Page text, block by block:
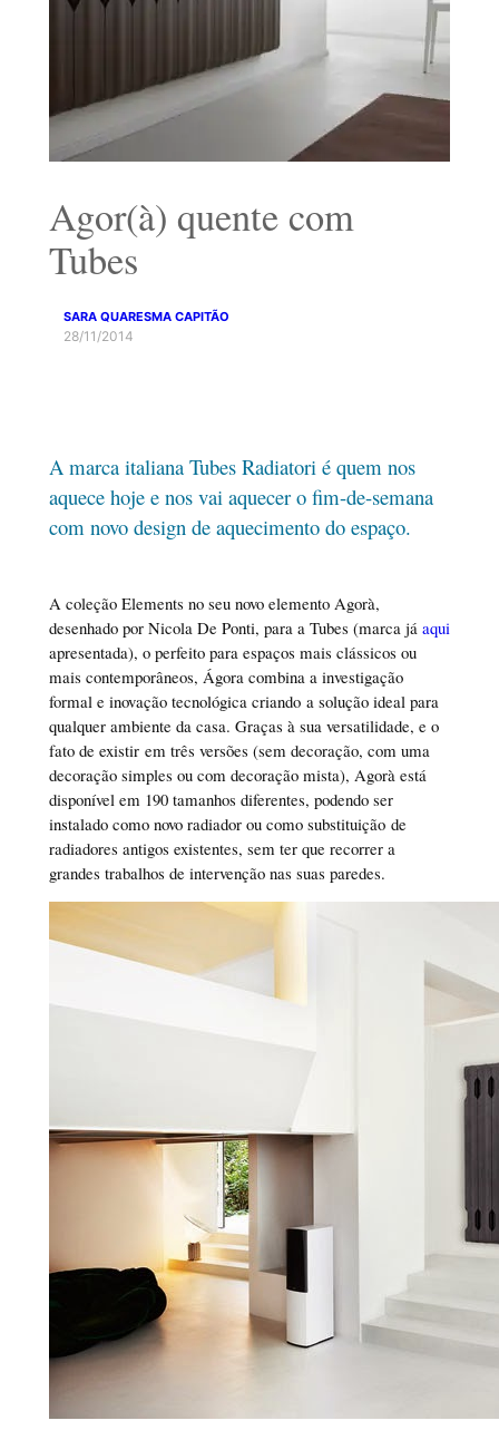
Agor(à) quente com
Tubes
SARA QUARESMA CAPITÃO
28/11/2014
A marca italiana Tubes Radiatori é quem nos
aquece hoje e nos vai aquecer o fim-de-semana
com novo design de aquecimento do espaço.
A coleção Elements no seu novo elemento Agorà,
desenhado por Nicola De Ponti, para a Tubes (marca já aqui
apresentada), o perfeito para espaços mais clássicos ou
mais contemporâneos, Ágora combina a investigação
formal e inovação tecnológica criando a solução ideal para
qualquer ambiente da casa. Graças à sua versatilidade, e o
fato de existir em três versões (sem decoração, com uma
decoração simples ou com decoração mista), Agorà está
disponível em 190 tamanhos diferentes, podendo ser
instalado como novo radiador ou como substituição de
radiadores antigos existentes, sem ter que recorrer a
grandes trabalhos de intervenção nas suas paredes.